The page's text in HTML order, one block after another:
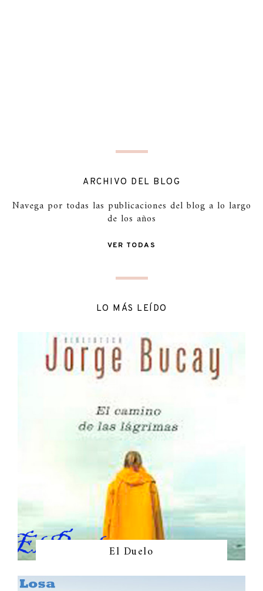
ARCHIVO DEL BLOG
Navega por todas las publicaciones del blog a lo largo
de los años
VER TODAS
LO MÁS LEÍDO
El Duelo